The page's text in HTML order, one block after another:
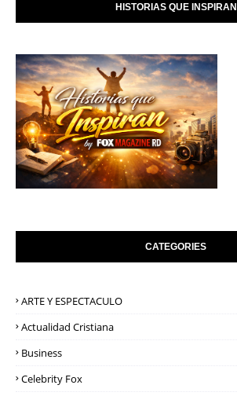
HISTORIAS QUE INSPIRAN
CATEGORIES
ARTE Y ESPECTACULO
Actualidad Cristiana
Business
Celebrity Fox